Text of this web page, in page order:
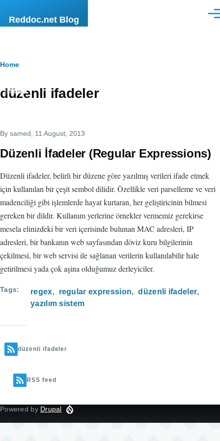
Reddoc.net Blog
Breadcrumb
Home
düzenli ifadeler
By samed , 11 August, 2013
Düzenli İfadeler (Regular Expressions)
Düzenli ifadeler, belirli bir düzene göre yazılmış verileri ifade etmek
için kullanılan bir çeşit sembol dilidir. Özellikle veri parselleme ve veri
madenciliği gibi işlemlerde hayat kurtaran, her geliştiricinin bilmesi
gereken bir dildir. Kullanım yerlerine örnekler vermemiz gerekirse
mesela elinizdeki bir veri içerisinde bulunan MAC adresleri, IP
adresleri, bir bankanın web sayfasından döviz kuru bilgilerinin
çekilmesi, bir web servisi ile sağlanan verilerin kullanılabilir hale
getirilmesi yada çok aşina olduğumuz derleyiciler.
Tags regex regular expression
düzenli ifadeler
yazılım sistem
düzenli ifadeler
RSS feed
Powered by Drupal